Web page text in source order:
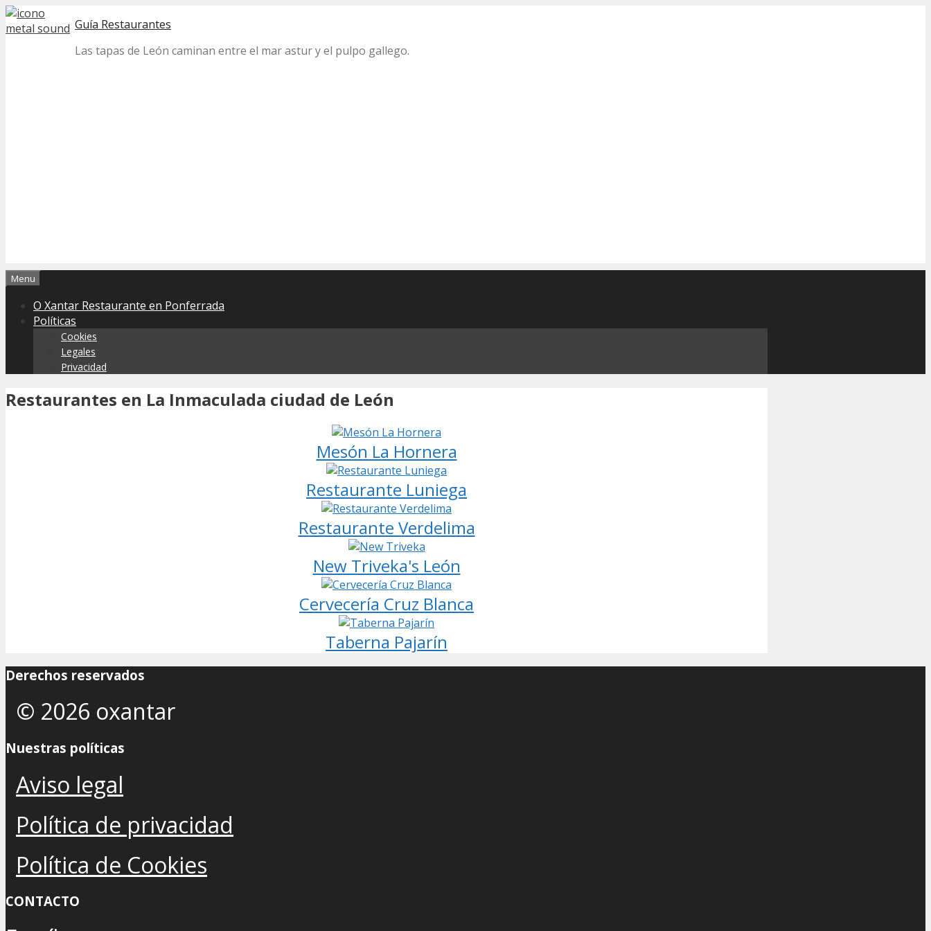
Skip
to
Guía Restaurantes
Las tapas de León caminan entre el mar astur y el pulpo gallego.
Menu
O Xantar Restaurante en Ponferrada
Políticas
Cookies
Legales
Privacidad
Restaurantes en La Inmaculada ciudad de León
Mesón La Hornera
Restaurante Luniega
Restaurante Verdelima
New Triveka's León
Cervecería Cruz Blanca
Taberna Pajarín
Derechos reservados
© 2026 oxantar
Nuestras políticas
Aviso legal
Política de privacidad
Política de Cookies
CONTACTO